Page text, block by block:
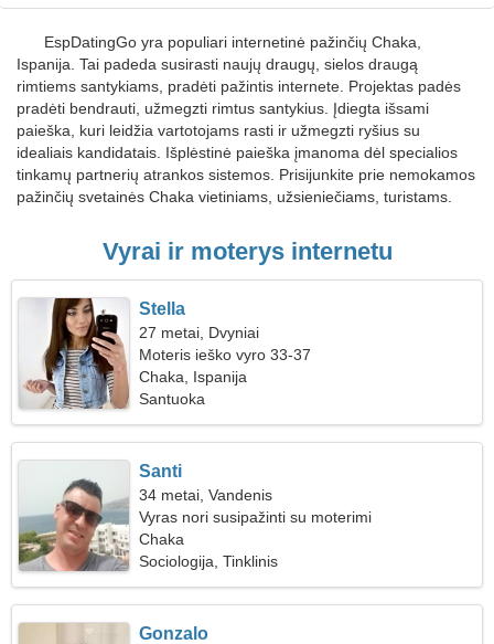
EspDatingGo yra populiari internetinė pažinčių Chaka,
Ispanija. Tai padeda susirasti naujų draugų, sielos draugą
rimtiems santykiams, pradėti pažintis internete. Projektas padės
pradėti bendrauti, užmegzti rimtus santykius. Įdiegta išsami
paieška, kuri leidžia vartotojams rasti ir užmegzti ryšius su
idealiais kandidatais. Išplėstinė paieška įmanoma dėl specialios
tinkamų partnerių atrankos sistemos. Prisijunkite prie nemokamos
pažinčių svetainės Chaka vietiniams, užsieniečiams, turistams.
Vyrai ir moterys internetu
Stella
27 metai, Dvyniai
Moteris ieško vyro 33-37
Chaka, Ispanija
Santuoka
Santi
34 metai, Vandenis
Vyras nori susipažinti su moterimi
Chaka
Sociologija, Tinklinis
Gonzalo